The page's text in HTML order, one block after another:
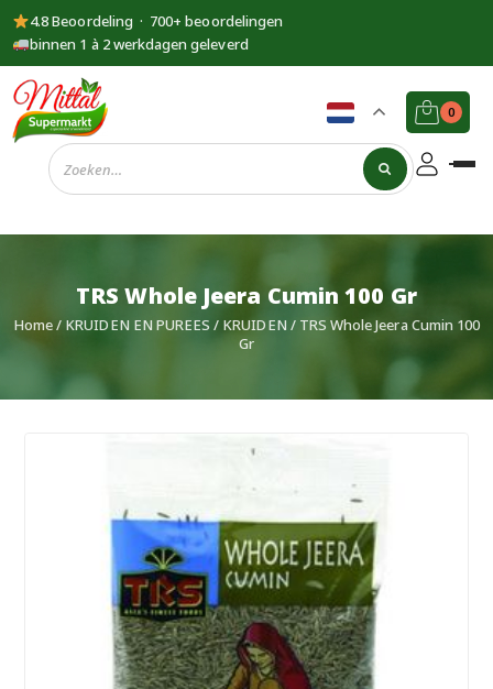
4.8 Beoordeling · 700+ beoordelingen
binnen 1 à 2 werkdagen geleverd
Supermarkt
Mittal
0
TRS Whole Jeera Cumin 100 Gr
Home/ KRUIDEN EN PUREES / KRUIDEN / TRS Whole Jeera Cumin 100
Gr